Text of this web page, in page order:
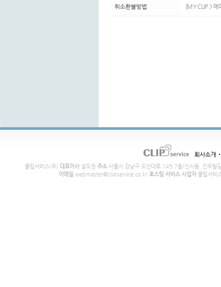
취소환불방법 [MY CLIP > 예
회사소개
클립서비스(주) 대표이사설도권 주소서울시 강남구 도산대로 149 7층(신사동, 진우빌
이메일 webmaster@clipservice.co.kr 호스팅 서비스 사업자클립서비